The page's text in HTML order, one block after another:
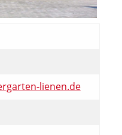
lienen.de